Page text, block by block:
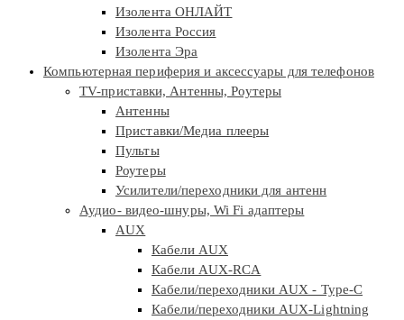
Изолента ОНЛАЙТ
Изолента Россия
Изолента Эра
Компьютерная периферия и аксессуары для телефонов
TV-приставки, Антенны, Роутеры
Антенны
Приставки/Медиа плееры
Пульты
Роутеры
Усилители/переходники для антенн
Аудио- видео-шнуры, Wi Fi адаптеры
AUX
Кабели AUX
Кабели AUX-RCA
Кабели/переходники AUX - Type-C
Кабели/переходники AUX-Lightning